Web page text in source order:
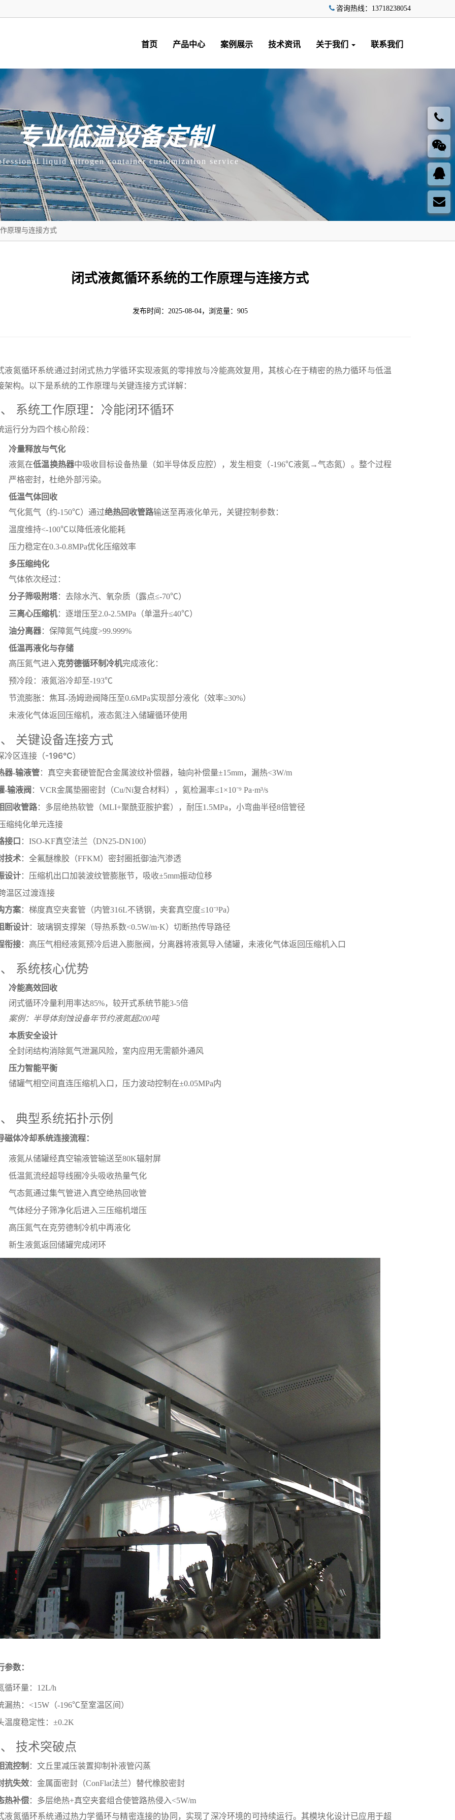
咨询热线：13718238054
首页 产品中心 案例展示 技术资讯 关于我们 联系我们
专业低温设备定制
liquid nitrogen container customization service
原理与连接方式
闭式液氮循环系统的工作原理与连接方式
发布时间：2025-08-04，浏览量：905
液氮循环系统通过封闭式热力学循环实现液氮的零排放与冷能高效复用，其核心在于精密的热力循环与低温
架构。以下是系统的工作原理与关键连接方式详解：
系统工作原理：冷能闭环循环
运行分为四个核心阶段：
冷量释放与气化
液氮在低温换热器中吸收目标设备热量（如半导体反应腔），发生相变（-196℃液氮→气态氮）。整个过程
严格密封，杜绝外部污染。
低温气体回收
气化氮气（约-150℃）通过绝热回收管路输送至再液化单元，关键控制参数：
温度维持<-100℃以降低液化能耗
压力稳定在0.3-0.8MPa优化压缩效率
多压缩纯化
气体依次经过：
分子筛吸附塔：去除水汽、氧杂质（露点≤-70℃）
三离心压缩机：逐增压至2.0-2.5MPa（单温升≤40℃）
油分离器：保障氮气纯度>99.999%
低温再液化与存储
高压氮气进入克劳德循环制冷机完成液化：
预冷段：液氮浴冷却至-193℃
节流膨胀：焦耳-汤姆逊阀降压至0.6MPa实现部分液化（效率≥30%）
未液化气体返回压缩机，液态氮注入储罐循环使用
关键设备连接方式
冷区连接（-196℃）
器-输液管：真空夹套硬管配合金属波纹补偿器，轴向补偿量±15mm，漏热<3W/m
-输液阀 ：VCR金属垫圈密封（Cu/Ni复合材料），氦检漏率≤1×10⁻⁹ Pa·m³/s
回收管路：多层绝热软管（MLI+聚酰亚胺护套），耐压1.5MPa，小弯曲半径8倍管径
缩纯化单元连接
接口 ：ISO-KF真空法兰（DN25-DN100）
技术：全氟醚橡胶（FFKM）密封圈抵御油汽渗透
设计：压缩机出口加装波纹管膨胀节，吸收±5mm振动位移
温区过渡连接
方案：梯度真空夹套管（内管316L不锈钢，夹套真空度≤10⁻³Pa）
断设计：玻璃钢支撑架（导热系数<0.5W/m·K）切断热传导路径
衔接：高压气相经液氮预冷后进入膨胀阀，分离器将液氮导入储罐，未液化气体返回压缩机入口
系统核心优势
冷能高效回收
闭式循环冷量利用率达85%，较开式系统节能3-5倍
案例：半导体刻蚀设备年节约液氮超200吨
本质安全设计
全封闭结构消除氮气泄漏风险，室内应用无需额外通风
压力智能平衡
储罐气相空间直连压缩机入口，压力波动控制在±0.05MPa内
典型系统拓扑示例
磁体冷却系统连接流程：
液氮从储罐经真空输液管输送至80K辐射屏
低温氮流经超导线圈冷头吸收热量气化
气态氮通过集气管进入真空绝热回收管
气体经分子筛净化后进入三压缩机增压
高压氮气在克劳德制冷机中再液化
新生液氮返回储罐完成闭环
参数：
循环量：12L/h
漏热：<15W（-196℃至室温区间）
温度稳定性：±0.2K
技术突破点
流控制 ：文丘里减压装置抑制补液管闪蒸
抗失效：金属面密封（ConFlat法兰）替代橡胶密封
热补偿：多层绝热+真空夹套组合使管路热侵入<5W/m
液氮循环系统通过热力学循环与精密连接的协同，实现了深冷环境的可持续运行。其模块化设计已应用于超